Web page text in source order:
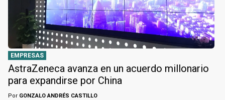
EMPRESAS
AstraZeneca avanza en un acuerdo millonario
para expandirse por China
Por GONZALO ANDRÉS CASTILLO